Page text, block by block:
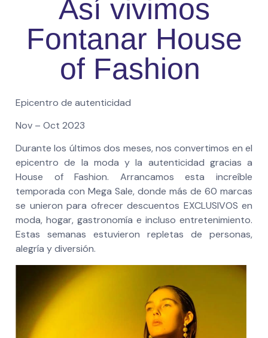
Así vivimos
Fontanar House
of Fashion
Epicentro de autenticidad
Nov – Oct 2023
Durante los últimos dos meses, nos convertimos en el
epicentro de la moda y la autenticidad gracias a
House of Fashion. Arrancamos esta increíble
temporada con Mega Sale, donde más de 60 marcas
se unieron para ofrecer descuentos EXCLUSIVOS en
moda, hogar, gastronomía e incluso entretenimiento.
Estas semanas estuvieron repletas de personas,
alegría y diversión.